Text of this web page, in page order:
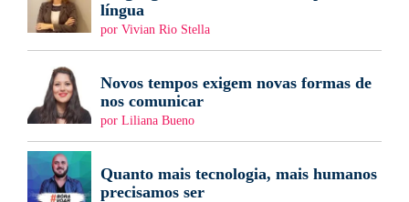
língua
por Vivian Rio Stella
Novos tempos exigem novas formas de
nos comunicar
por Liliana Bueno
Quanto mais tecnologia, mais humanos
precisamos ser